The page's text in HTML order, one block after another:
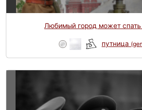
Любимый город может спать
путница